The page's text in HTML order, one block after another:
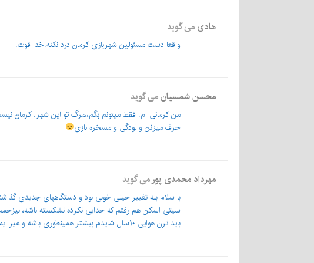
هادی می گوید
واقعا دست مسئولین شهربازی کرمان درد نکنه.خدا قوت.
محسن شمسیانمی گوید
من کرمانی ام. فقط میتونم بگم،،مرگ تو این شهر. کرمان
حرف میزنن و لودگی و مسخره بازی
مهرداد محمدی پور می گوید
سیتی اسکن هم رفتم که خدایی نکرده نشکسته باشه،
باید ترن هوایی ۱۰سال شایدم بیشتر همینطوری باشه و غیر ایمن؟؟؟؟؟؟؟